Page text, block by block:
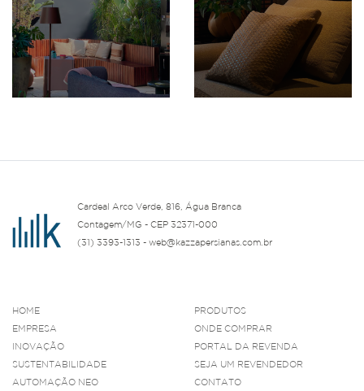
Cardeal Arco Verde, 816, Água Branca
Contagem/MG - CEP 32371-000
(31) 3393-1313 - web@kazzapersianas.com.br
HOME
EMPRESA
INOVAÇÃO
SUSTENTABILIDADE
AUTOMAÇÃO NEO
PRODUTOS
ONDE COMPRAR
PORTAL DA REVENDA
SEJA UM REVENDEDOR
CONTATO